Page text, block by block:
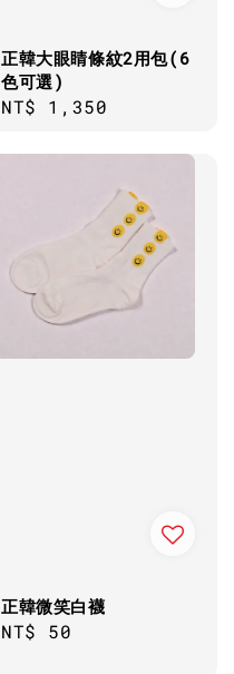
正韓大眼睛條紋2用包(6
色可選)
Regular
NT$ 1,350
正韓微笑白襪
Regular
NT$ 50